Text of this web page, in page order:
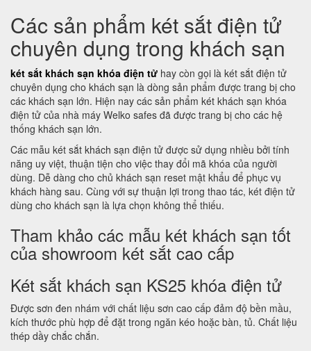
Các sản phẩm két sắt điện tử
chuyên dụng trong khách sạn
két sắt khách sạn khóa điện tử hay còn gọi là két sắt điện tử
chuyên dụng cho khách sạn là dòng sản phẩm được trang bị cho
các khách sạn lớn. Hiện nay các sản phẩm két khách sạn khóa
điện tử của nhà máy Welko safes đã được trang bị cho các hệ
thống khách sạn lớn.
Các mẫu két sắt khách sạn điện tử được sử dụng nhiều bởi tính
năng uy việt, thuận tiện cho việc thay đổi mã khóa của người
dùng. Dễ dàng cho chủ khách sạn reset mật khẩu để phục vụ
khách hàng sau. Cùng với sự thuận lợi trong thao tác, két điện tử
dùng cho khách sạn là lựa chọn không thể thiếu.
Tham khảo các mẫu két khách sạn tốt
của showroom két sắt cao cấp
Két sắt khách sạn KS25 khóa điện tử
Được sơn đen nhám với chất liệu sơn cao cấp đảm độ bền mầu,
kích thước phù hợp để đặt trong ngăn kéo hoặc bàn, tủ. Chất liệu
thép dầy chắc chắn.